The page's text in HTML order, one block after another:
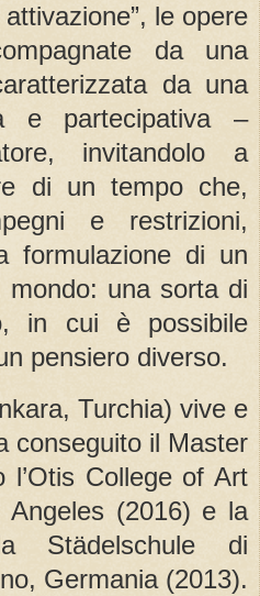
le opere
da una
da una
e partecipativa –
invitandolo a
di un tempo che,
e restrizioni,
formulazione di un
una sorta di
in cui è possibile
pensiero diverso.
Turchia) vive e
conseguito il Master
l’Otis College of Art
(2016) e la
Städelschule di
Germania (2013).